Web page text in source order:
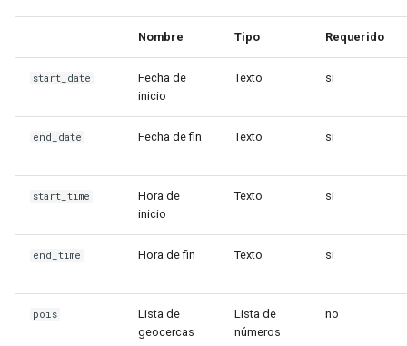
q
Nombre Tipo Requerido
start_date
Fecha de
inicio
Texto si
end_date Fecha de fin Texto si
start_time
Hora de
inicio
Texto si
end_time Hora de fin Texto si
pois
Lista de
geocercas
Lista de
números
no